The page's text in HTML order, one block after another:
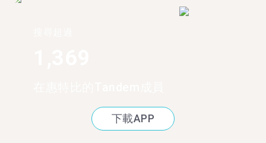
下載APP